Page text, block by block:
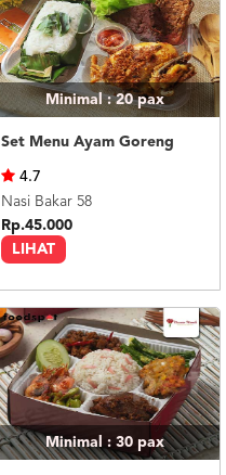
Minimal : 20pax
Set Menu Ayam Goreng
LIHAT
4.7
Nasi Bakar 58
Rp.45.000
Minimal : 30 pax